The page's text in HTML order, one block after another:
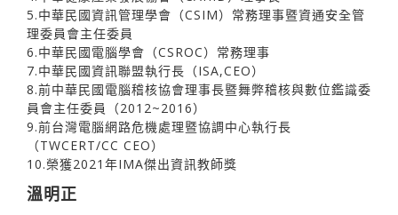
5.中華民國資訊管理學會（CSIM）常務理事暨資通安全管
理委員會主任委員
6.中華民國電腦學會（CSROC）常務理事
7.中華民國資訊聯盟執行長（ISA,CEO）
8.前中華民國電腦稽核協會理事長暨舞弊稽核與數位鑑識委
員會主任委員（2012~2016）
9.前台灣電腦網路危機處理暨協調中心執行長
（TWCERT/CC CEO）
10.榮獲2021年IMA傑出資訊教師獎
溫明正